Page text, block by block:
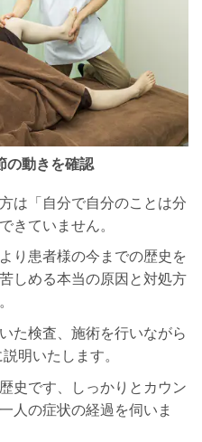
の動きを確認
は「自分で自分のことは分
きていません。
り患者様の今までの歴史を
しめる本当の原因と対処方
た検査、施術を行いながら
明いたします。
史です、しっかりとカウン
人の症状の経過を伺いま